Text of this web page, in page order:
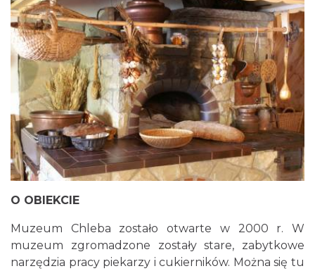
O OBIEKCIE
Muzeum Chleba zostało otwarte w 2000 r. W
muzeum zgromadzone zostały stare, zabytkowe
narzędzia pracy piekarzy i cukierników. Można się tu